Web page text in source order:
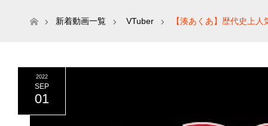
ホーム新着動画一覧 VTuber 【湊あくあ】歴代史上
2022
SEP
01